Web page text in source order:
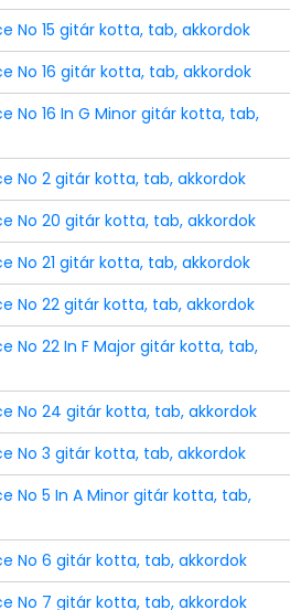
No 15 gitár kotta, tab, akkordok
No 16 gitár kotta, tab, akkordok
No 16 In G Minor gitár kotta, tab,
No 2 gitár kotta, tab, akkordok
No 20 gitár kotta, tab, akkordok
No 21 gitár kotta, tab, akkordok
No 22 gitár kotta, tab, akkordok
No 22 In F Major gitár kotta, tab,
No 24 gitár kotta, tab, akkordok
No 3 gitár kotta, tab, akkordok
No 5 In A Minor gitár kotta, tab,
No 6 gitár kotta, tab, akkordok
No 7 gitár kotta, tab, akkordok